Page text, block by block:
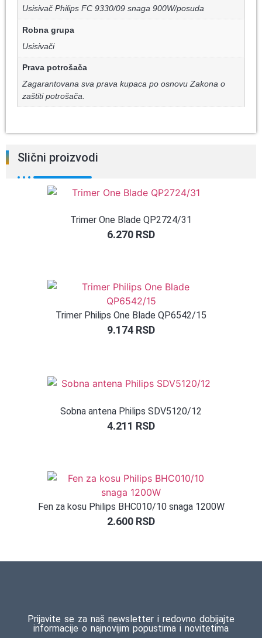
Usisivač Philips FC 9330/09 snaga 900W/posuda
Robna grupa
Usisivači
Prava potrošača
Zagarantovana sva prava kupaca po osnovu Zakona o
zaštiti potrošača.
Slični proizvodi
Trimer One Blade QP2724/31
6.270 RSD
Trimer Philips One Blade QP6542/15
9.174 RSD
Sobna antena Philips SDV5120/12
4.211 RSD
Fen za kosu Philips BHC010/10 snaga 1200W
2.600 RSD
Prijavite se za naš newsletter i redovno dobijajte
informacije o najnovijim popustima i novitetima